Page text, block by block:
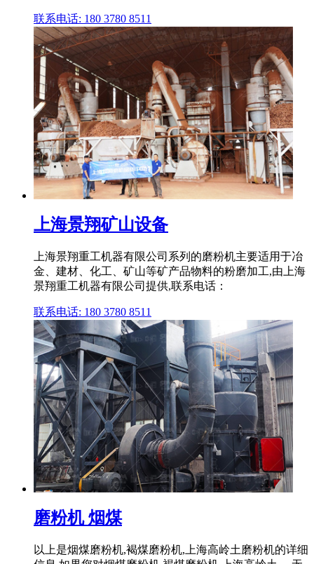
联系电话: 180 3780 8511
上海景翔矿山设备
上海景翔重工机器有限公司系列的磨粉机主要适用于冶
金、建材、化工、矿山等矿产品物料的粉磨加工,由上海
景翔重工机器有限公司提供,联系电话：
联系电话: 180 3780 8511
磨粉机 烟煤
以上是烟煤磨粉机,褐煤磨粉机,上海高岭土磨粉机的详细